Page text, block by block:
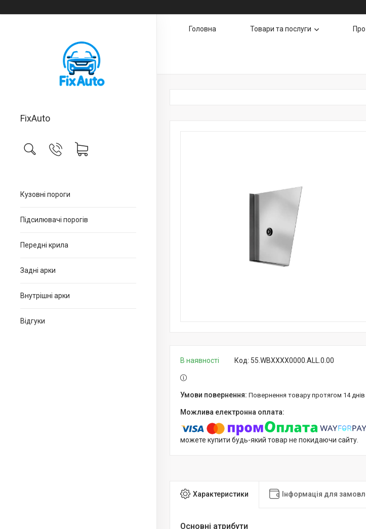
FixAuto
Кузовні пороги
Підсилювачі порогів
Передні крила
Задні арки
Внутрішні арки
Відгуки
Головна Товари та послуги
В наявності Код: 55.WBXXXX0000.ALL.0.00
повернення товару протягом 14 днів
можете купити будь-який товар не покидаючи сайту.
Характеристики Інформація для
Основні атрибути